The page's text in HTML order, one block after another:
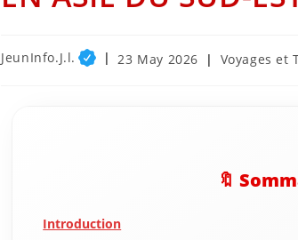
Post
JeunInfo.J.l.
Post
23 May 2026
Post
Voyages et
🔖
Introduction